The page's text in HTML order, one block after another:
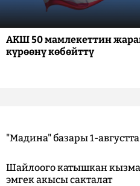
АКШ 50 мамлекеттин
күрөөнү көбөйттү
"Мадина" базары 1-
Шайлоого катышкан
эмгек акысы сакталат